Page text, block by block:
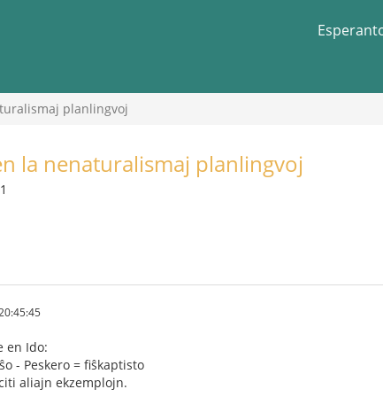
planlingvoj
la nenaturalismaj planlingvoj
en Ido:
- Peskero = fiŝkaptisto
aliajn ekzemplojn.